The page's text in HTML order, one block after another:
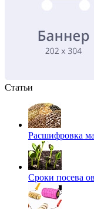
Статьи
Расшифровка
Сроки посева